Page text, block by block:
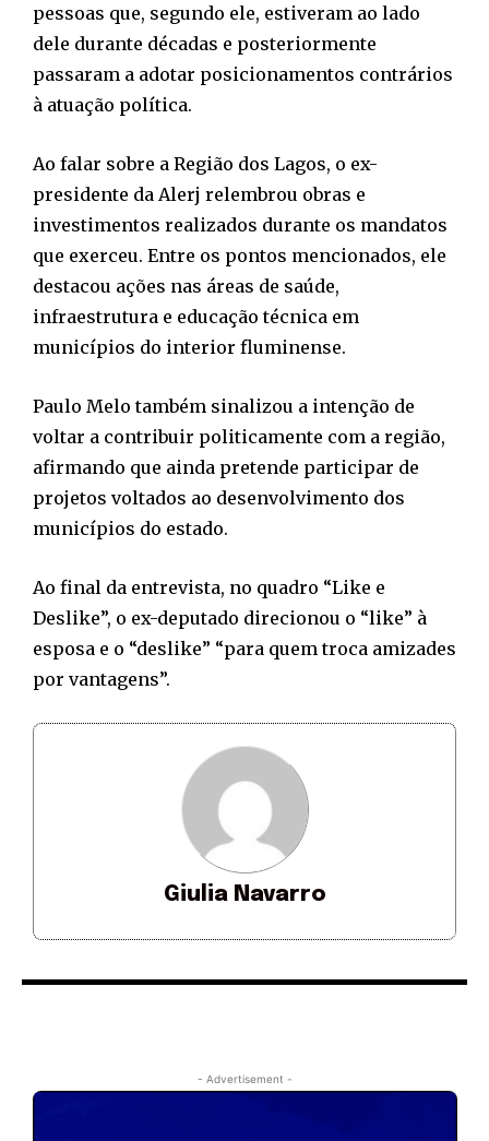
pessoas que, segundo ele, estiveram ao lado
dele durante décadas e posteriormente
passaram a adotar posicionamentos contrários
à atuação política.
Ao falar sobre a Região dos Lagos, o ex-
presidente da Alerj relembrou obras e
investimentos realizados durante os mandatos
que exerceu. Entre os pontos mencionados, ele
destacou ações nas áreas de saúde,
infraestrutura e educação técnica em
municípios do interior fluminense.
Paulo Melo também sinalizou a intenção de
voltar a contribuir politicamente com a região,
afirmando que ainda pretende participar de
projetos voltados ao desenvolvimento dos
municípios do estado.
Ao final da entrevista, no quadro “Like e
Deslike”, o ex-deputado direcionou o “like” à
esposa e o “deslike” “para quem troca amizades
por vantagens”.
Giulia Navarro
- Advertisement -